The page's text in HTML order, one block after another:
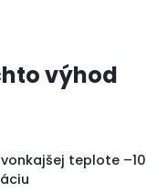
výhod
teplote –10